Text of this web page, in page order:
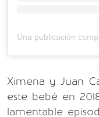
Ximena y Juan
este bebé en
lamentable